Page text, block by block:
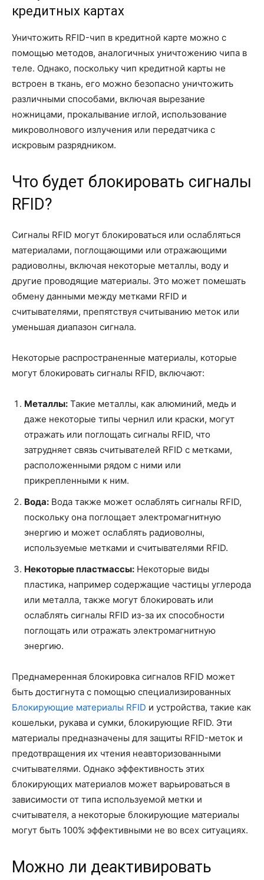
кредитных картах
Уничтожить RFID-чип в кредитной карте можно с
помощью методов, аналогичных уничтожению чипа в
теле. Однако, поскольку чип кредитной карты не
встроен в ткань, его можно безопасно уничтожить
различными способами, включая вырезание
ножницами, прокалывание иглой, использование
микроволнового излучения или передатчика с
искровым разрядником.
Что будет блокировать сигналы
RFID?
Сигналы RFID могут блокироваться или ослабляться
материалами, поглощающими или отражающими
радиоволны, включая некоторые металлы, воду и
другие проводящие материалы. Это может помешать
обмену данными между метками RFID и
считывателями, препятствуя считыванию меток или
уменьшая диапазон сигнала.
Некоторые распространенные материалы, которые
могут блокировать сигналы RFID, включают:
Металлы: Такие металлы, как алюминий, медь и
даже некоторые типы чернил или краски, могут
отражать или поглощать сигналы RFID, что
затрудняет связь считывателей RFID с метками,
расположенными рядом с ними или
прикрепленными к ним.
Вода: Вода также может ослаблять сигналы RFID,
поскольку она поглощает электромагнитную
энергию и может ослаблять радиоволны,
используемые метками и считывателями RFID.
Некоторые пластмассы: Некоторые виды
пластика, например содержащие частицы углерода
или металла, также могут блокировать или
ослаблять сигналы RFID из-за их способности
поглощать или отражать электромагнитную
энергию.
Преднамеренная блокировка сигналов RFID может
быть достигнута с помощью специализированных
Блокирующие материалы RFID и устройства, такие как
кошельки, рукава и сумки, блокирующие RFID. Эти
материалы предназначены для защиты RFID-меток и
предотвращения их чтения неавторизованными
считывателями. Однако эффективность этих
блокирующих материалов может варьироваться в
зависимости от типа используемой метки и
считывателя, а некоторые блокирующие материалы
могут быть 100% эффективными не во всех ситуациях.
Можно ли деактивировать